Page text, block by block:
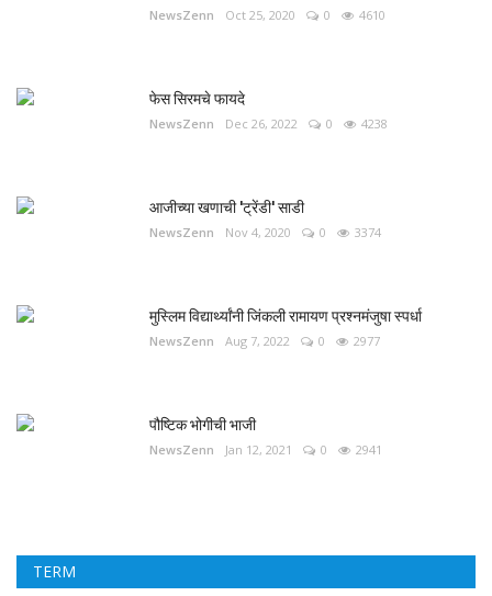
NewsZenn Oct 25, 2020 0 4610
फेस सिरमचे फायदे
NewsZenn Dec 26, 2022 0 4238
आजीच्या खणाची 'ट्रेंडी' साडी
NewsZenn Nov 4, 2020 0 3374
मुस्लिम विद्यार्थ्यांनी जिंकली रामायण प्रश्नमंजुषा स्पर्धा
NewsZenn Aug 7, 2022 0 2977
पौष्टिक भोगीची भाजी
NewsZenn Jan 12, 2021 0 2941
TERM